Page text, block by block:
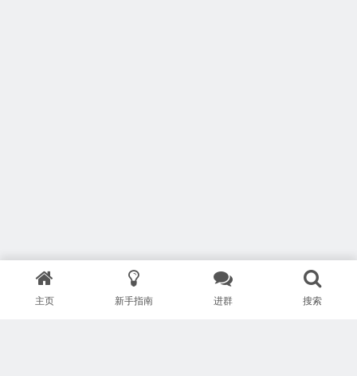
主页 新手指南 进群 搜索